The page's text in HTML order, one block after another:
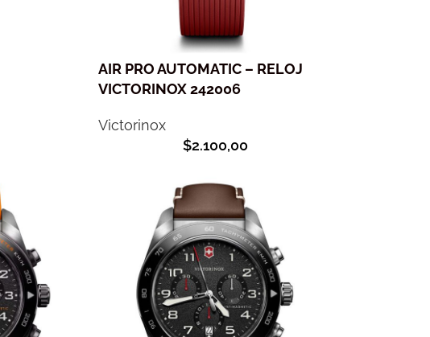
AIR PRO AUTOMATIC – RELOJ
VICTORINOX 242006
Victorinox
$2.100,00